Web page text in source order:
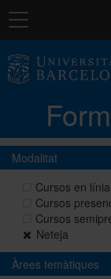
Navegació
Modalitat
Cursos en línia
Cursos
Cursos
Neteja
Àrees temàtiques